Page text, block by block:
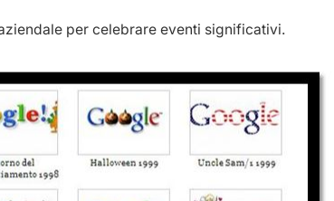
per celebrare eventi significativi.